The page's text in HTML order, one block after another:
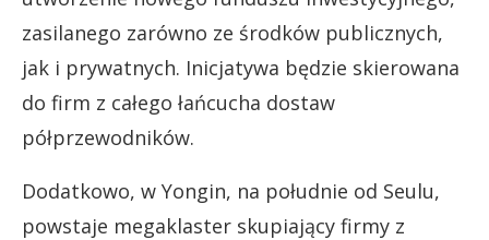
zasilanego zarówno ze środków publicznych,
jak i prywatnych. Inicjatywa będzie skierowana
do firm z całego łańcucha dostaw
półprzewodników.
Dodatkowo, w Yongin, na południe od Seulu,
powstaje megaklaster skupiający firmy z